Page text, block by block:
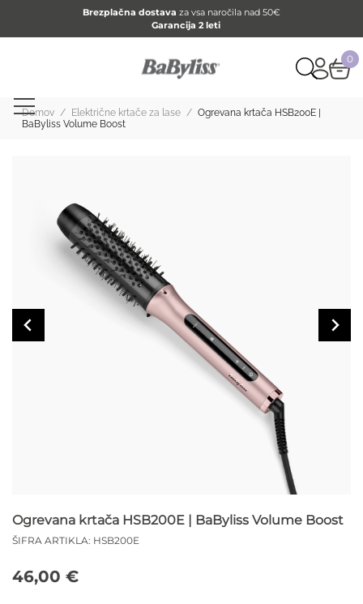
Brezplačna dostava za vsa naročila nad 50€
Garancija 2 leti
0
Domov / Električne krtače za lase / Ogrevana krtača HSB200E |
BaByliss Volume Boost
Ogrevana krtača HSB200E | BaByliss Volume Boost
ŠIFRA ARTIKLA: HSB200E
46,00 €